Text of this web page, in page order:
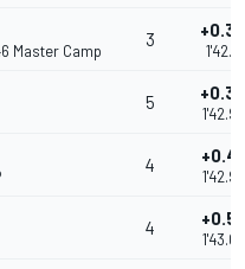
Master Camp
3
5
4
4